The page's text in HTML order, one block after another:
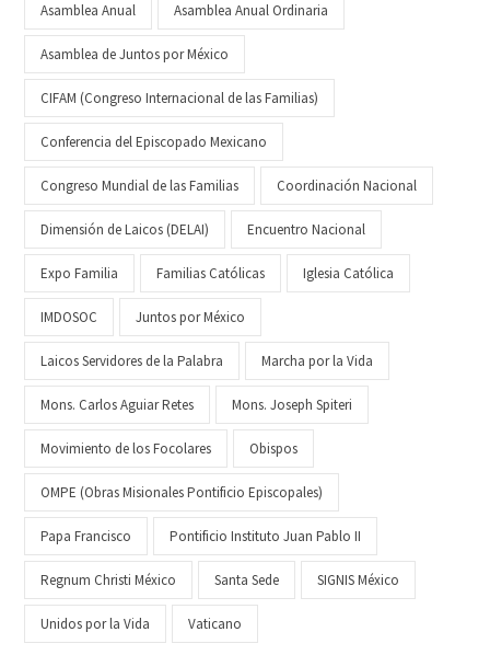
Asamblea Anual Asamblea Anual Ordinaria
Asamblea de Juntos por México
CIFAM (Congreso Internacional de las Familias)
Conferencia del Episcopado Mexicano
Congreso Mundial de las Familias Coordinación Nacional
Dimensión de Laicos (DELAI) Encuentro Nacional
Expo Familia Familias Católicas Iglesia Católica
IMDOSOC Juntos por México
Laicos Servidores de la Palabra Marcha por la Vida
Mons. Carlos Aguiar Retes Mons. Joseph Spiteri
Movimiento de los Focolares Obispos
OMPE (Obras Misionales Pontificio Episcopales)
Papa Francisco Pontificio Instituto Juan Pablo II
Regnum Christi México Santa Sede SIGNIS México
Unidos por la Vida Vaticano